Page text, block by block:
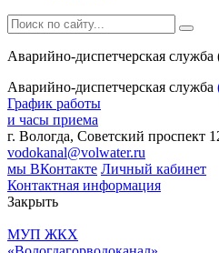
Аварийно-диспетчерская
Аварийно-диспетчерская служба
График работы
и часы приема
г. Вологда, Советский проспект
vodokanal@volwater.ru
мы ВКонтакте Личный кабинет
Контактная информация
Закрыть
МУП ЖКХ